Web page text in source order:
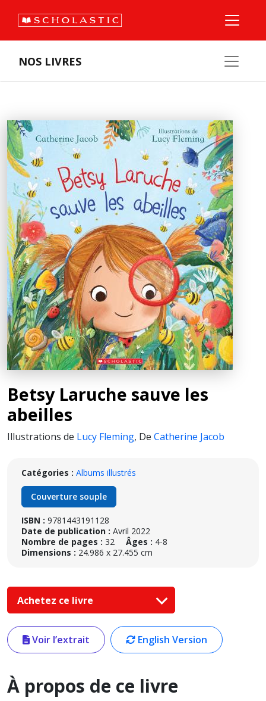
NOS LIVRES
Betsy Laruche sauve les
abeilles
Illustrations de Lucy Fleming, De Catherine Jacob
Catégories : Albums illustrés
Couverture souple
ISBN : 9781443191128
Date de publication : Avril 2022
Nombre de pages : 32 Âges : 4-8
Dimensions : 24.986 x 27.455 cm
Achetez ce livre
Voir l’extrait English Version
À propos de ce livre